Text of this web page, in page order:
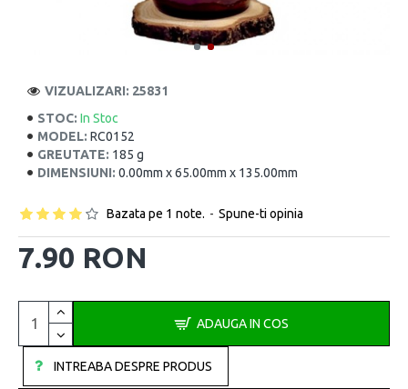
STOC: In Stoc
MODEL: RC0152
GREUTATE: 185 g
DIMENSIUNI: 0.00mm x 65.00mm x 135.00mm
VIZUALIZARI: 25831
Bazata pe 1 note. - Spune-ti opinia
7.90 RON
ADAUGA IN COS
INTREABA DESPRE PRODUS